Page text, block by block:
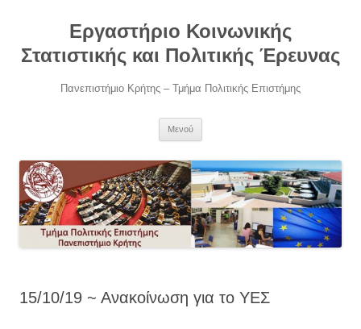
περιεχόμενοΕργαστήριο Κοινωνικής
Στατιστικής και Πολιτικής Έρευνας
Πανεπιστήμιο Κρήτης – Τμήμα Πολιτικής Επιστήμης
Μενού
15/10/19 ~ Ανακοίνωση για το ΥΕΣ